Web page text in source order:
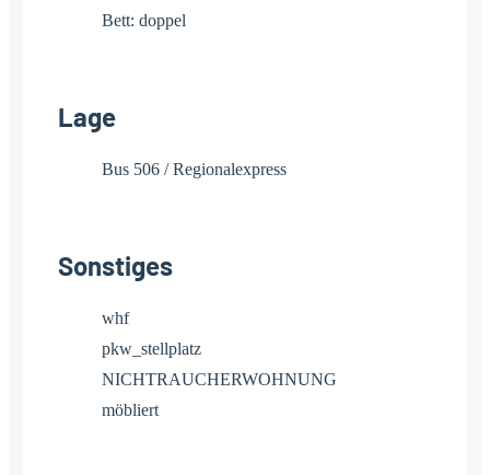
Bett: doppel
Lage
Bus 506 / Regionalexpress
Sonstiges
whf
pkw_stellplatz
NICHTRAUCHERWOHNUNG
möbliert